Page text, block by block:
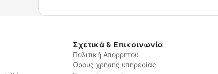
Σχετικά & Επικοινωνία
Πολιτική Απορρήτου
Όρους χρήσης υπηρεσίας